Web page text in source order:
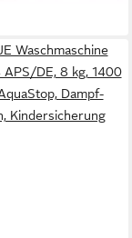
Waschmaschine
DE, 8 kg, 1400
Dampf-
Kindersicherung